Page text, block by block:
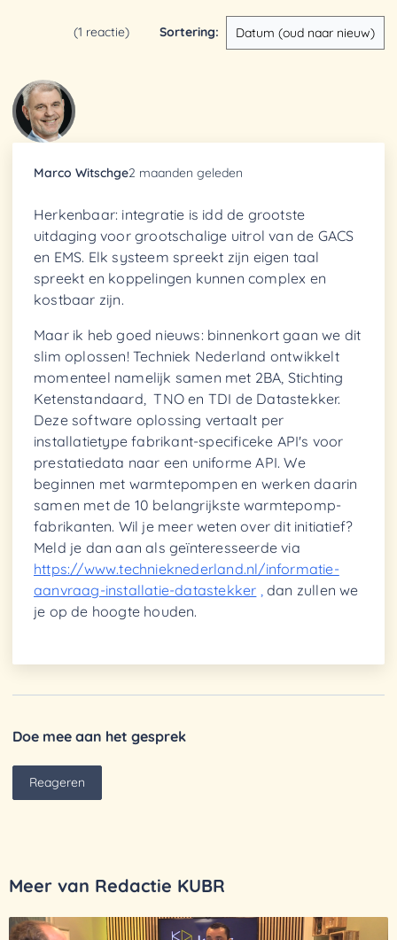
(1 reactie) Sortering:
Marco Witschge2 maanden geleden
Herkenbaar: integratie is idd de grootste
uitdaging voor grootschalige uitrol van de GACS
en EMS. Elk systeem spreekt zijn eigen taal
spreekt en koppelingen kunnen complex en
kostbaar zijn.
Maar ik heb goed nieuws: binnenkort gaan we dit
slim oplossen! Techniek Nederland ontwikkelt
momenteel namelijk samen met 2BA, Stichting
Ketenstandaard, TNO en TDI de Datastekker.
Deze software oplossing vertaalt per
installatietype fabrikant-specificeke API's voor
prestatiedata naar een uniforme API. We
beginnen met warmtepompen en werken daarin
samen met de 10 belangrijkste warmtepomp-
fabrikanten. Wil je meer weten over dit initiatief?
Meld je dan aan als geïnteresseerde via
https://www.technieknederland.nl/informatie-
aanvraag-installatie-datastekker dan zullen we
je op de hoogte houden.
Doe mee aan het gesprek
Reageren
Meer van Redactie KUBR